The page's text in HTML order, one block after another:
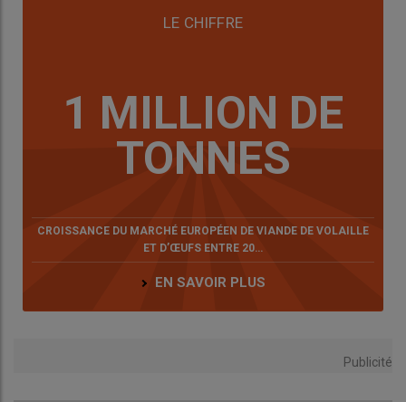
LE CHIFFRE
1 MILLION DE
TONNES
CROISSANCE DU MARCHÉ EUROPÉEN DE VIANDE DE VOLAILLE
ET D’ŒUFS ENTRE 20…
EN SAVOIR PLUS
Publicité